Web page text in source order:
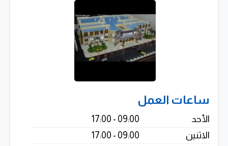
عرض المشاريع في المعارض والمؤتمرات
إبراز نقاط القوة الجمالية والاستثمارية للمشروع
دور المجسمات في التسويق العقاري والهندسي
في سوق التطوير العقاري والمقاولات، يظل المجسم
المعماري أداة فعالة لعرض المشاريع بشكل واقعي أمام
ساعات العمل
الأحد
09:00 - 17:00
الاثنين
09:00 - 17:00